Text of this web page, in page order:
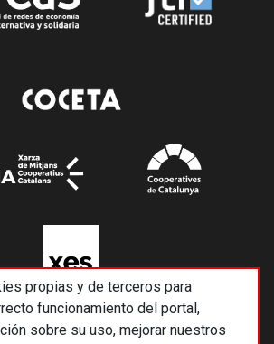
propias y de terceros para
funcionamiento del portal,
sobre su uso, mejorar nuestros